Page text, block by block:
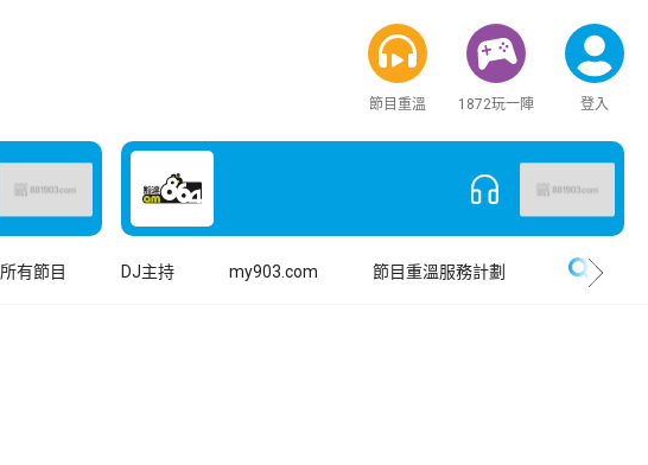
節目重溫 1872玩一陣 登入
所有節目 DJ主持 my903.com 節目重溫服務計劃